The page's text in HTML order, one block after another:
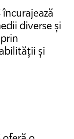
diverse și
și